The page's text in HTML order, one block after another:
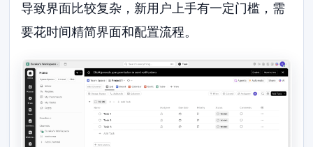
导致界面比较复杂，新用户上手有一定门槛，需
要花时间精简界面和配置流程。